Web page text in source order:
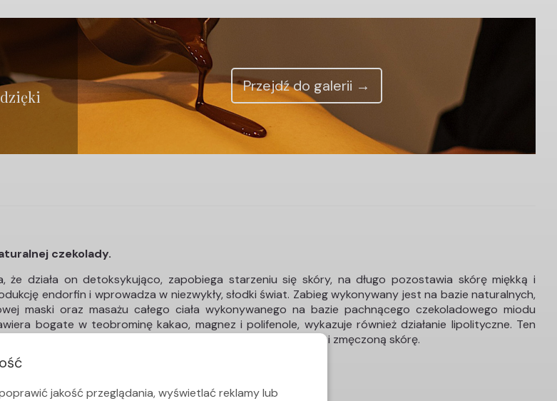
Przejdź do galerii →
czekolady.
działa on detoksykująco, zapobiega starzeniu się skóry, na długo pozostawia skórę miękką i
endorfin i wprowadza w niezwykły, słodki świat. Zabieg wykonywany jest na bazie naturalnych,
maski oraz masażu całego ciała wykonywanego na bazie pachnącego czekoladowego miodu
bogate w teobrominę kakao, magnez i polifenole, wykazuje również działanie lipolityczne. Ten
intensywnie regeneruje i nawilża nawet bardzo wysuszoną i zmęczoną skórę.
trwania pakietu to około 2 godziny.
jakość przeglądania, wyświetlać reklamy lub